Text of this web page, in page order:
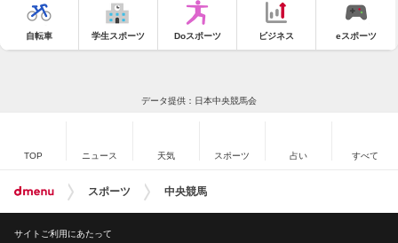
自転車 学生スポーツ Doスポーツ ビジネス eスポーツ
データ提供：日本中央競馬会
TOP ニュース 天気 スポーツ 占い すべて
スポーツ 中央競馬
サイトご利用にあたって